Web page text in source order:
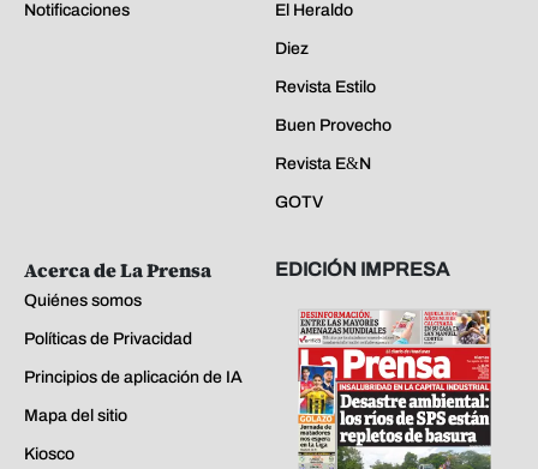
Notificaciones El Heraldo
Diez
Revista Estilo
Buen Provecho
Revista E&N
GOTV
Acerca de La Prensa
Quiénes somos
Políticas de Privacidad
Principios de aplicación de IA
Mapa del sitio
Kiosco
EDICIÓN IMPRESA